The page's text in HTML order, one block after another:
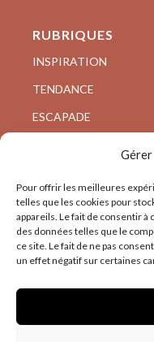
Pour offrir les meilleures
telles que les cookies pour
appareils. Le fait de consentir
des données telles que le
ce site. Le fait de ne pas
un effet négatif sur certaines
RUBRIQUES
INSPIRATION
TENDANCE
ESCAPADE